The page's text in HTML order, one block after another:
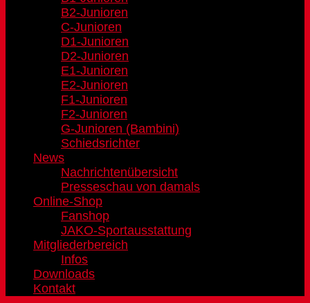
B2-Junioren
C-Junioren
D1-Junioren
D2-Junioren
E1-Junioren
E2-Junioren
F1-Junioren
F2-Junioren
G-Junioren (Bambini)
Schiedsrichter
News
Nachrichtenübersicht
Presseschau von damals
Online-Shop
Fanshop
JAKO-Sportausstattung
Mitgliederbereich
Infos
Downloads
Kontakt